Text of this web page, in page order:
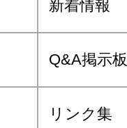
新着情報
Q&A掲示板
リンク集